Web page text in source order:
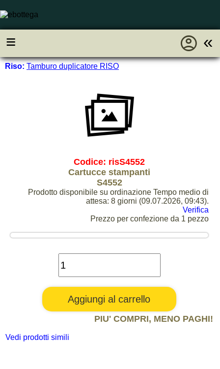
≡ «
account_circle
Riso: Tamburo duplicatore RISO
Codice: risS4552
Cartucce stampanti
S4552
Prodotto disponibile su ordinazione Tempo medio di
attesa: 8 giorni (09.07.2026, 09:43).
Verifica
Prezzo per confezione da 1 pezzo
PIU' COMPRI, MENO PAGHI!
Vedi prodotti simili